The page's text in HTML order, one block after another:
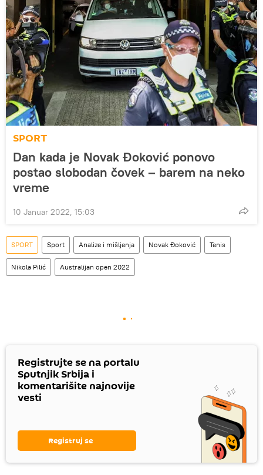
SPORT
Dan kada je Novak Đoković ponovo
postao slobodan čovek – barem na neko
vreme
10 Januar 2022, 15:03
SPORT Sport Analize i mišljenja Novak Đoković Tenis
Nikola Pilić Australijan open 2022
Registrujte se na portalu
Sputnjik Srbija i
komentarišite najnovije
vesti
Registruj se